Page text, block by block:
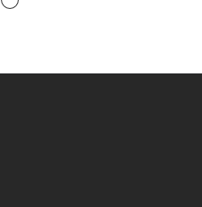
barev